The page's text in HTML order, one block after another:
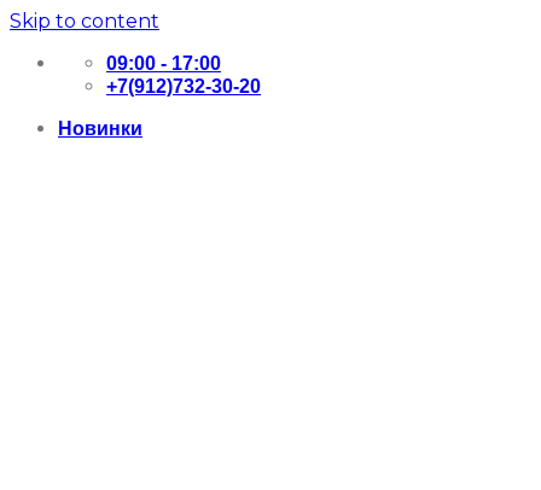
Skip to content
09:00 - 17:00
+7(912)732-30-20
Новинки